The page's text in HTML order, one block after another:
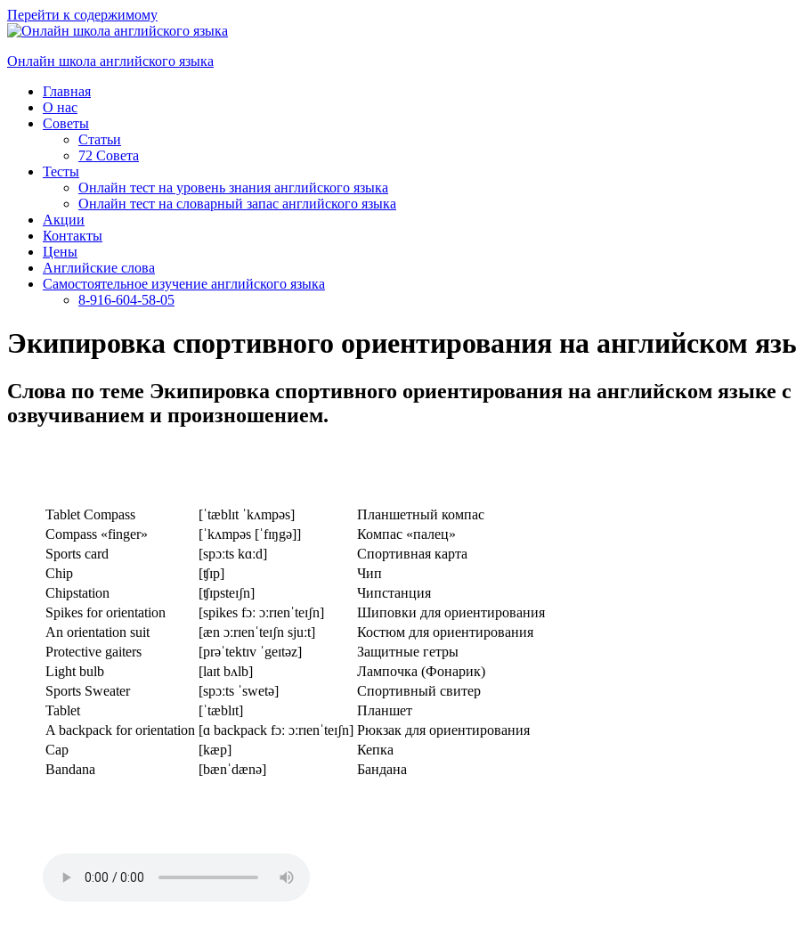
Перейти к содержимому
Онлайн школа английского языка
Главная
О нас
Советы
Статьи
72 Совета
Тесты
Онлайн тест на уровень знания английского языка
Онлайн тест на словарный запас английского языка
Акции
Контакты
Цены
Английские слова
Самостоятельное изучение английского языка
8-916-604-58-05
Экипировка спортивного ориентирования на английском
Слова по теме Экипировка спортивного ориентирования на английском языке
озвучиванием и произношением.
Tablet Compass [ˈtæblɪt ˈkʌmpəs]
Планшетный компас
Compass «finger»
[ˈkʌmpəs [ˈfɪŋgə]]
Компас «палец»
Sports card
[spɔːts kɑːd]
Спортивная карта
Chip
[ʧɪp]
Чип
Chipstation
[ʧɪpsteɪʃn]
Чипстанция
Spikes for orientation
[spikes fɔː ɔːrɪenˈteɪʃn]
Шиповки для ориентирования
An orientation suit
[æn ɔːrɪenˈteɪʃn sjuːt]
Костюм для ориентирования
Protective gaiters
[prəˈtektɪv ˈgeɪtəz]
Защитные гетры
Light bulb
[laɪt bʌlb]
Лампочка (Фонарик)
Sports Sweater
[spɔːts ˈswetə]
Спортивный свитер
Tablet
[ˈtæblɪt]
Планшет
A backpack for orientation [ɑ backpack fɔː ɔːrɪenˈteɪʃn] Рюкзак для ориентирования
Cap
[kæp]
Кепка
Bandana
[bænˈdænə] Бандана